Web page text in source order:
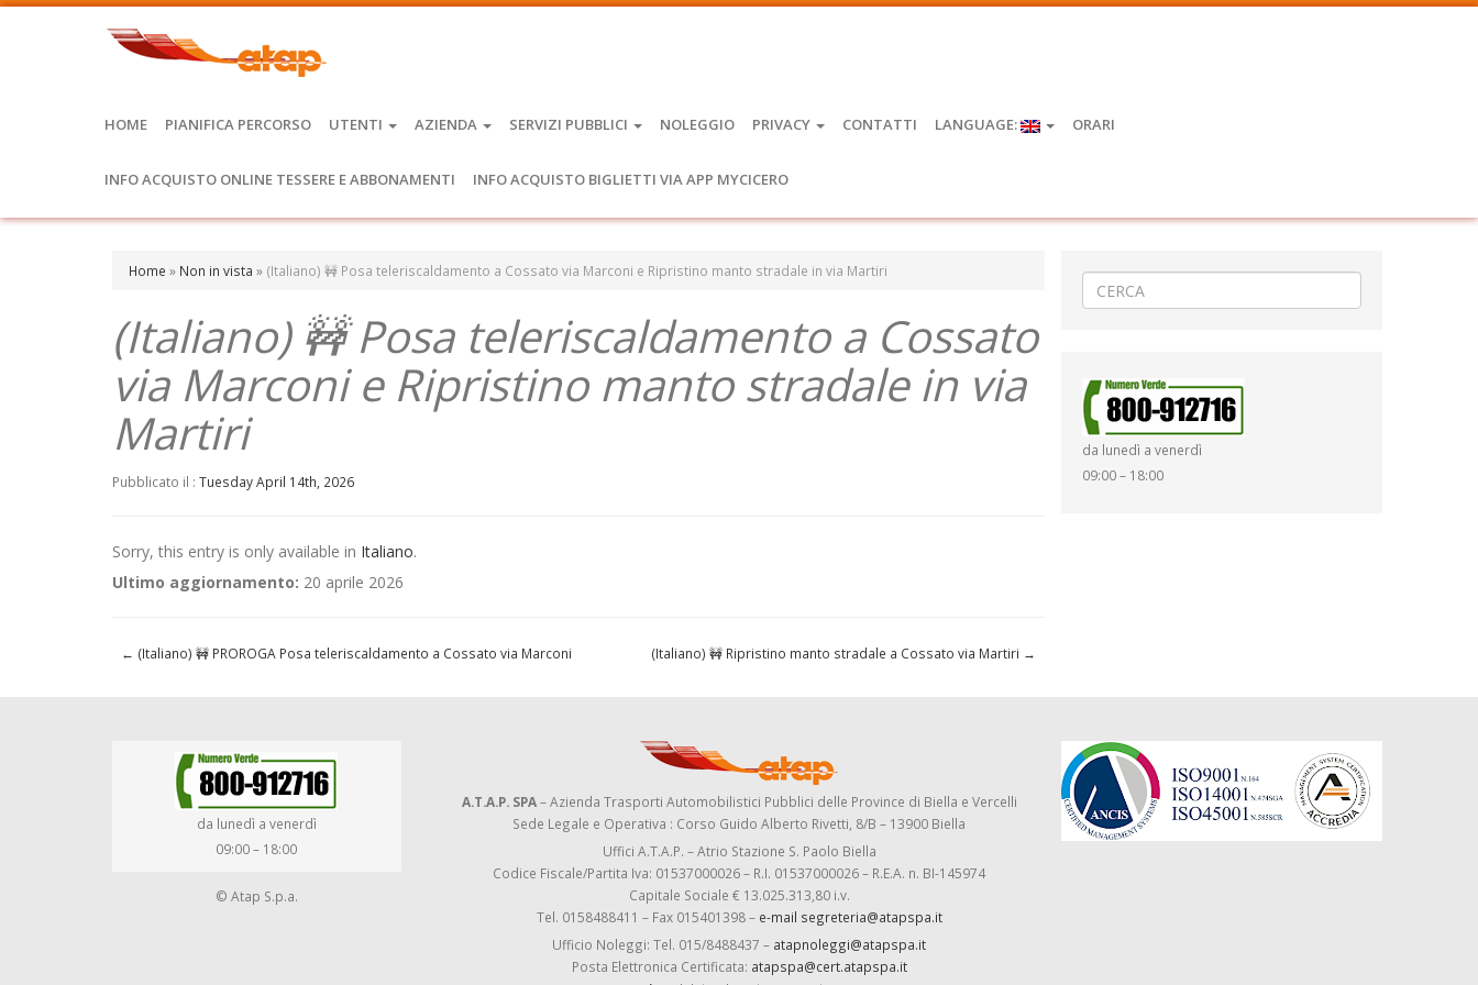
HOME PIANIFICA PERCORSO UTENTI AZIENDA SERVIZI PUBBLICI NOLEGGIO PRIVACY CONTATTI LANGUAGE: ORARI
INFO ACQUISTO ONLINE TESSERE E ABBONAMENTI INFO ACQUISTO BIGLIETTI VIA APP MYCICERO
Home » Non in vista » (Italiano) 🚧 Posa teleriscaldamento a Cossato via Marconi e Ripristino manto stradale in via Martiri
(Italiano) 🚧 Posa teleriscaldamento a Cossato
via Marconi e Ripristino manto stradale in via
Martiri
Pubblicato il : Tuesday April 14th, 2026
Sorry, this entry is only available in Italiano.
Ultimo aggiornamento: 20 aprile 2026
← (Italiano) 🚧 PROROGA Posa teleriscaldamento a Cossato via Marconi (Italiano) 🚧 Ripristino manto stradale a Cossato via Martiri →
da lunedì a venerdì
09:00 – 18:00
da lunedì a venerdì
09:00 – 18:00
© Atap S.p.a.
A.T.A.P. SPA– Azienda Trasporti Automobilistici Pubblici delle Province di Biella e Vercelli
Sede Legale e Operativa : Corso Guido Alberto Rivetti, 8/B – 13900 Biella
Uffici A.T.A.P. – Atrio Stazione S. Paolo Biella
Codice Fiscale/Partita Iva: 01537000026 – R.I. 01537000026 – R.E.A. n. BI-145974
Capitale Sociale € 13.025.313,80 i.v.
Tel. 0158488411 – Fax 015401398 – e-mail segreteria@atapspa.it
Ufficio Noleggi: Tel. 015/8488437 – atapnoleggi@atapspa.it
Posta Elettronica Certificata: atapspa@cert.atapspa.it